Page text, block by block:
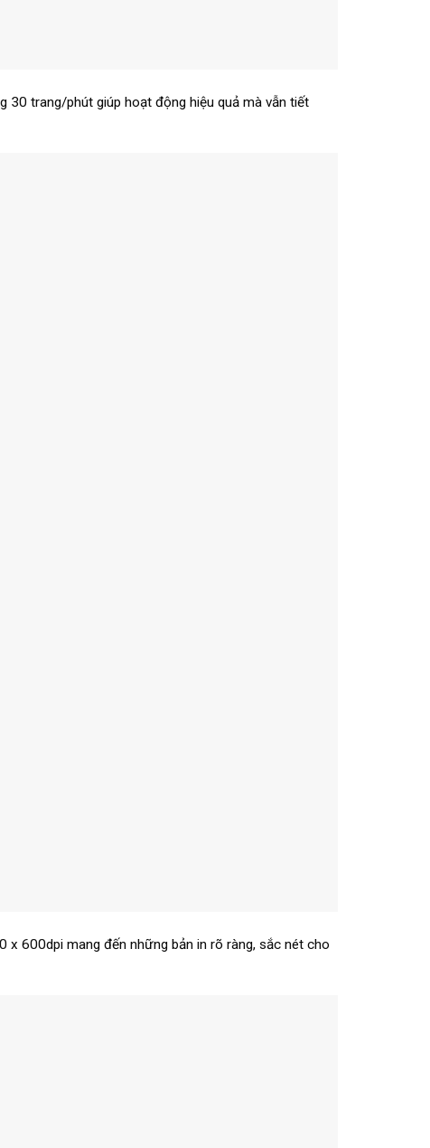
30 trang/phút giúp hoạt động hiệu quả mà vẫn tiết
600dpi mang đến những bản in rõ ràng, sắc nét cho